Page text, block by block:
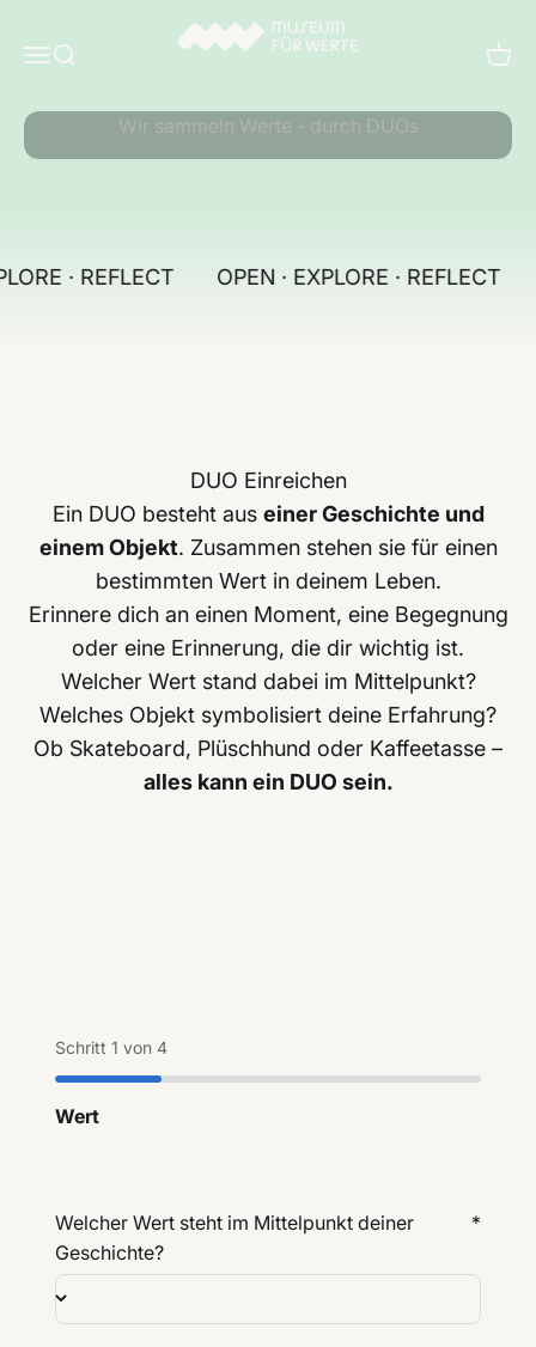
MenüSuche
Museum für Werte
· REFLECT OPEN · EXPLORE · REFLECT
DUO Einreichen
Ein DUO besteht aus einer Geschichte und
einem Objekt. Zusammen stehen sie für einen
bestimmten Wert in deinem Leben.
Erinnere dich an einen Moment, eine Begegnung
oder eine Erinnerung, die dir wichtig ist.
Welcher Wert stand dabei im Mittelpunkt?
Welches Objekt symbolisiert deine Erfahrung?
Ob Skateboard, Plüschhund oder Kaffeetasse –
alles kann ein DUO sein.
Schritt 1 von 4
Wert
Welcher Wert steht im Mittelpunkt deiner
Geschichte?
*